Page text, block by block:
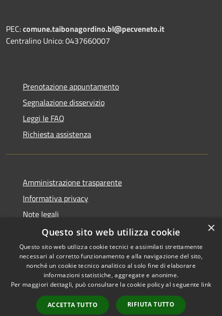
PEC:comune.taibonagordino.bl@pecveneto.it
Centralino Unico: 0437660007
Prenotazione appuntamento
Segnalazione disservizio
Leggi le FAQ
Richiesta assistenza
Amministrazione trasparente
Informativa privacy
Note legali
Dichiarazione di accessibilità
RSS
Accessibilità
Copyright © 2026 • Comune di
Municipium•
Accesso
×
Questo sito web utilizza cookie
Questo sito web utilizza cookie tecnici e assimilati strettamente
necessari al corretto funzionamento e alla navigazione del sito,
nonché un cookie tecnico analitico al solo fine di elaborare
informazioni statistiche, aggregate e anonime.
Per maggiori dettagli, può consultare la cookie policy al seguente link
ACCETTA TUTTO RIFIUTA TUTTO